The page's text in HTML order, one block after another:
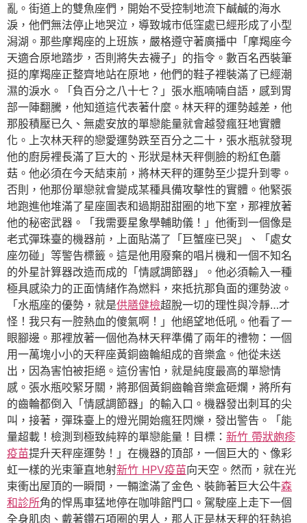
亂。街道上的雙魚座們，開始不受控制地流下鹹鹹的海水
淚，他們無法停止地哭泣，導致城市低窪處已經形成了小型
潟湖。那些摩羯座的上班族，嚴格遵守著廣播中「摩羯座今
天適合原地踏步，否則將失去襪子」的指令。數百名西裝筆
挺的摩羯座正整齊地站在原地，他們的鞋子裡裝滿了已經潮
濕的淚水。「負百分之八十七？」張水瓶喃喃自語，感到胃
部一陣翻騰，他知道這代表著什麼。林天秤的運勢越差，他
那股積壓已久、無處安放的單戀能量就會越發瘋狂地實體
化。上次林天秤的戀愛運勢跌至百分之二十，張水瓶就發現
他的廚房裡長滿了巨大的、形狀是林天秤側臉的粉紅色蘑
菇。他必須在今天結束前，將林天秤的運勢至少提升到零。
否則，他那份單戀就會變成某種具備攻擊性的實體。他緊張
地跑進他堆滿了星座圖表和過期甜甜圈的地下室，那裡放著
他的秘密武器。「我需要星象學輔助儀！」他衝到一個像是
老式彈珠臺的機器前，上面貼滿了「巨蟹座已哭」、「處女
座勿碰」等警告標籤。這是他用廢棄的唱片機和一個不知名
的外星計算器改造而成的「情感調節器」。他必須輸入一種
極具感染力的正面情緒作為燃料，來抵抗那負面的運勢波。
「水瓶座的優勢，就是供膳健檢超脫一切的理性與冷靜…才
怪！我只有一腔熱血的傻氣啊！」他絕望地低吼。他看了一
眼腳邊。那裡放著一個他為林天秤準備了兩年的禮物：一個
用一萬塊小小的天秤座黃銅齒輪組成的音樂盒。他從未送
出，因為害怕被拒絕。這份害怕，就是純度最高的單戀情
感。張水瓶咬緊牙關，將那個黃銅齒輪音樂盒砸爛，將所有
的齒輪都倒入「情感調節器」的輸入口。機器發出刺耳的尖
叫，接著，彈珠臺上的燈光開始瘋狂閃爍，發出警告。「能
量超載！檢測到極致純粹的單戀能量！目標： 新竹 帶狀皰疹
疫苗提升天秤座運勢！」在機器的頂部，一個巨大的、像彩
虹一樣的光束筆直地射新竹 HPV疫苗向天空。然而，就在光
束衝出屋頂的一瞬間，一輛塗滿了金色、裝飾著巨大公牛森
和診所角的悍馬車猛地停在咖啡館門口。駕駛座上走下一個
全身肌肉、戴著鑽石項圈的男人，那人正是林天秤的狂熱追